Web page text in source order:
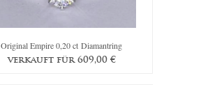
Original Empire 0,20 ct Diamantring
verkauft für609,00€